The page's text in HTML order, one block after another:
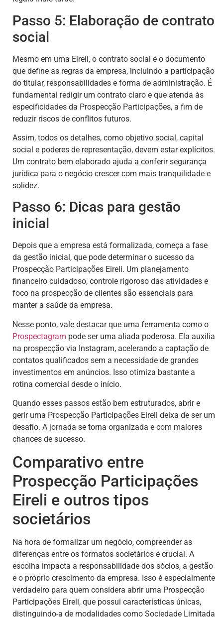
Passo 5: Elaboração de contrato
social
Mesmo em uma Eireli, o contrato social é o documento
que define as regras da empresa, incluindo a participação
do titular, responsabilidades e forma de administração. É
fundamental redigir um contrato claro e que atenda às
especificidades da Prospecção Participações, a fim de
reduzir riscos de conflitos futuros.
Assim, todos os detalhes, como objetivo social, capital
social e poderes de representação, devem estar explícitos.
Um contrato bem elaborado ajuda a conferir segurança
jurídica para o negócio crescer com mais tranquilidade e
solidez.
Passo 6: Dicas para gestão
inicial
Depois que a empresa está formalizada, começa a fase
da gestão inicial, que pode determinar o sucesso da
Prospecção Participações Eireli. Um planejamento
financeiro cuidadoso, controle rigoroso das atividades e
foco na prospecção de clientes são essenciais para
manter a saúde da empresa.
Nesse ponto, vale destacar que uma ferramenta como o
Prospectagram pode ser uma aliada poderosa. Ela auxilia
na prospecção via Instagram, acelerando a captação de
contatos qualificados sem a necessidade de grandes
investimentos em anúncios. Isso otimiza bastante a
rotina comercial desde o início.
Quando esses passos estão bem estruturados, abrir e
gerir uma Prospecção Participações Eireli deixa de ser um
desafio. A jornada se torna organizada e com maiores
chances de sucesso.
Comparativo entre
Prospecção Participações
Eireli e outros tipos
societários
Na hora de formalizar um negócio, compreender as
diferenças entre os formatos societários é crucial. A
escolha impacta a responsabilidade dos sócios, a gestão
e o próprio crescimento da empresa. Isso é especialmente
verdadeiro para quem considera abrir uma Prospecção
Participações Eireli, que possui características únicas,
distinguindo-a de modalidades como Sociedade Limitada